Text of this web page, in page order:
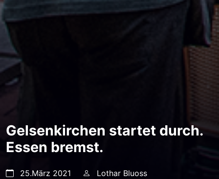
Gelsenkirchen startet durch.
Essen bremst.
25.März 2021 Lothar Bluoss